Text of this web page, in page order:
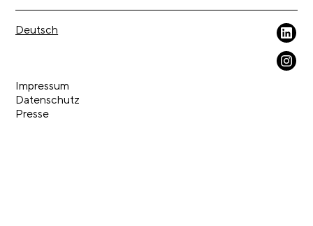
Deutsch
Impressum
Datenschutz
Presse